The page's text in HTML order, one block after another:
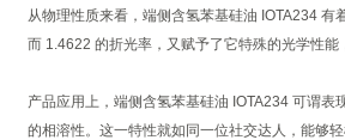
从物理性质来看，端侧含氢苯基硅油 IOTA234 有
而 1.4622 的折光率，又赋予了它特殊的光学性能
产品应用上，端侧含氢苯基硅油 IOTA234 可谓
的相溶性。这一特性就如同一位社交达人，能够